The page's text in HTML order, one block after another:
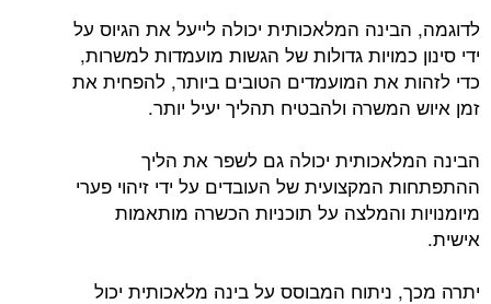
לדוגמה, הבינה המלאכותית יכולה לייעל את הגיוס על
ידי סינון כמויות גדולות של הגשות מועמדות למשרות,
כדי לזהות את המועמדים הטובים ביותר, להפחית את
זמן איוש המשרה ולהבטיח תהליך יעיל יותר.
הבינה המלאכותית יכולה גם לשפר את הליך
ההתפתחות המקצועית של העובדים על ידי זיהוי פערי
מיומנויות והמלצה על תוכניות הכשרה מותאמות
אישית.
יתרה מכך, ניתוח המבוסס על בינה מלאכותית יכול